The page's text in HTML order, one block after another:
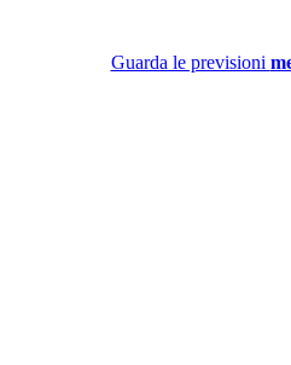
Guarda le previsioni